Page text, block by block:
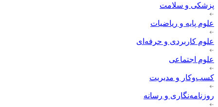
پزشکی و سلامت
علوم پایه و ریاضیات
علوم کاربردی و حرفه‌ای
علوم اجتماعی
کسب‌وکار و مدیریت
روزنامه‌نگاری و رسانه